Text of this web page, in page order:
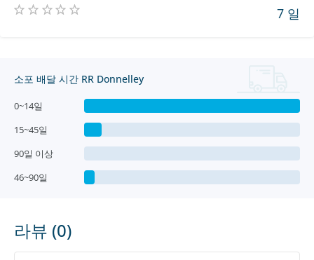
7 일
소포 배달 시간 RR Donnelley
0~14일
15~45일
90일 이상
46~90일
라뷰 (0)